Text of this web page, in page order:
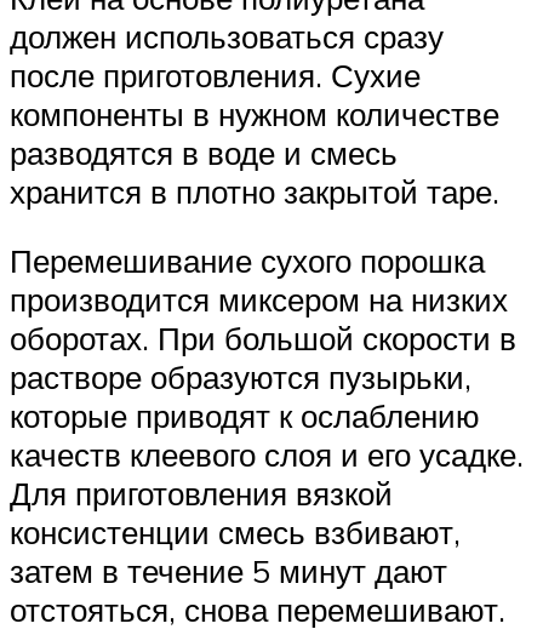
должен использоваться сразу
после приготовления. Сухие
компоненты в нужном количестве
разводятся в воде и смесь
хранится в плотно закрытой таре.
Перемешивание сухого порошка
производится миксером на низких
оборотах. При большой скорости в
растворе образуются пузырьки,
которые приводят к ослаблению
качеств клеевого слоя и его усадке.
Для приготовления вязкой
консистенции смесь взбивают,
затем в течение 5 минут дают
отстояться, снова перемешивают.